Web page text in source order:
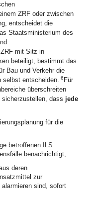
ZRF oder zwischen
entscheidet die
Staatsministerium des
ZRF mit Sitz in
beteiligt, bestimmt das
Bau und Verkehr die
selbst entscheiden. 6 Für
überschreiten
dass jede
für die
betroffenen ILS
benachrichtigt,
deren
zur
sind, sofort